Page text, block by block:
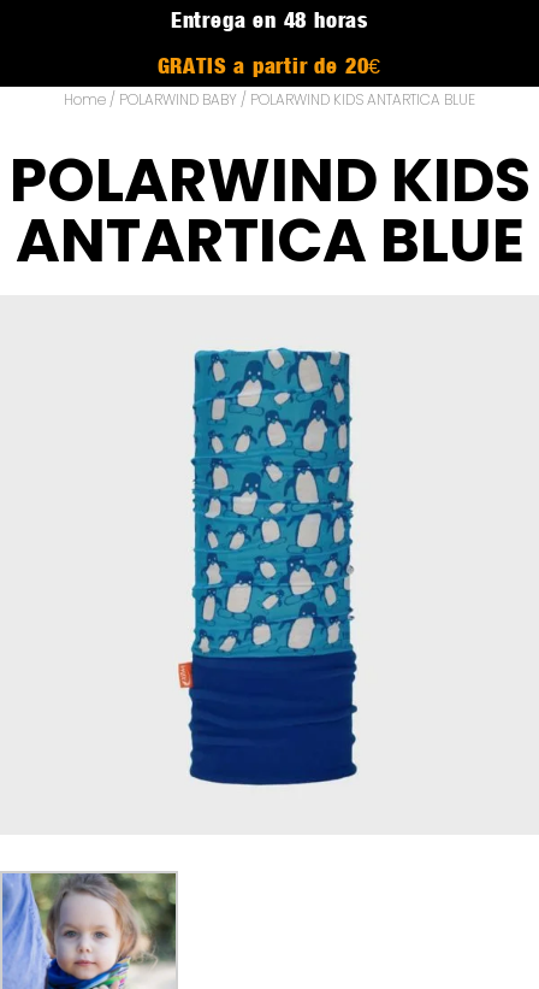
Entrega en 48 horas
GRATIS a partir de 20€
Home / POLARWIND BABY / POLARWIND KIDS ANTARTICA BLUE
POLARWIND KIDS
ANTARTICA BLUE